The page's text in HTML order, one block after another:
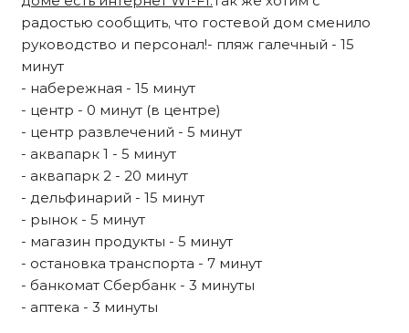
радостью сообщить, что гостевой дом сменило
руководство и персонал!- пляж галечный - 15
минут
- набережная - 15 минут
- центр - 0 минут (в центре)
- центр развлечений - 5 минут
- аквапарк 1 - 5 минут
- аквапарк 2 - 20 минут
- дельфинарий - 15 минут
- рынок - 5 минут
- магазин продукты - 5 минут
- остановка транспорта - 7 минут
- банкомат Сбербанк - 3 минуты
- аптека - 3 минуты